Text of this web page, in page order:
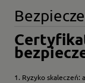
1. Ryzyko skaleczeń: